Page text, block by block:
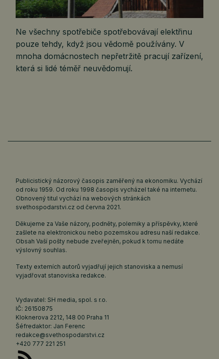
Ne všechny spotřebiče spotřebovávají elektřinu
pouze tehdy, když jsou vědomě používány. V
mnoha domácnostech nepřetržitě pracují zařízení,
která si lidé téměř neuvědomují.
Publicistický názorový časopis zaměřený na ekonomiku. Vychází
od roku 1959. Od roku 1998 časopis vycházel také na internetu.
Obnovený titul vychází na webových stránkách
svethospodarstvi.cz od června 2021.
Děkujeme za Vaše názory, podněty, polemiky a příspěvky, které
zašlete na elektronickou nebo pozemskou adresu naší redakce.
Obsah Vaší pošty nebude zveřejněn, pokud k tomu nedáte
výslovný souhlas.
Texty externích autorů vyjadřují jejich stanoviska a nemusí
vyjadřovat stanoviska redakce.
Vydavatel: SH media, spol. s r.o.
IČ: 26150875
Kloknerova 2212, 148 00 Praha 11
Šéfredaktor: Jan Ferenc
redakce@svethospodarstvi.cz
+420 777 221 251